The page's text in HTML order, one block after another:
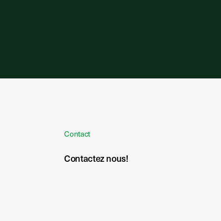
Contact
Contactez nous!